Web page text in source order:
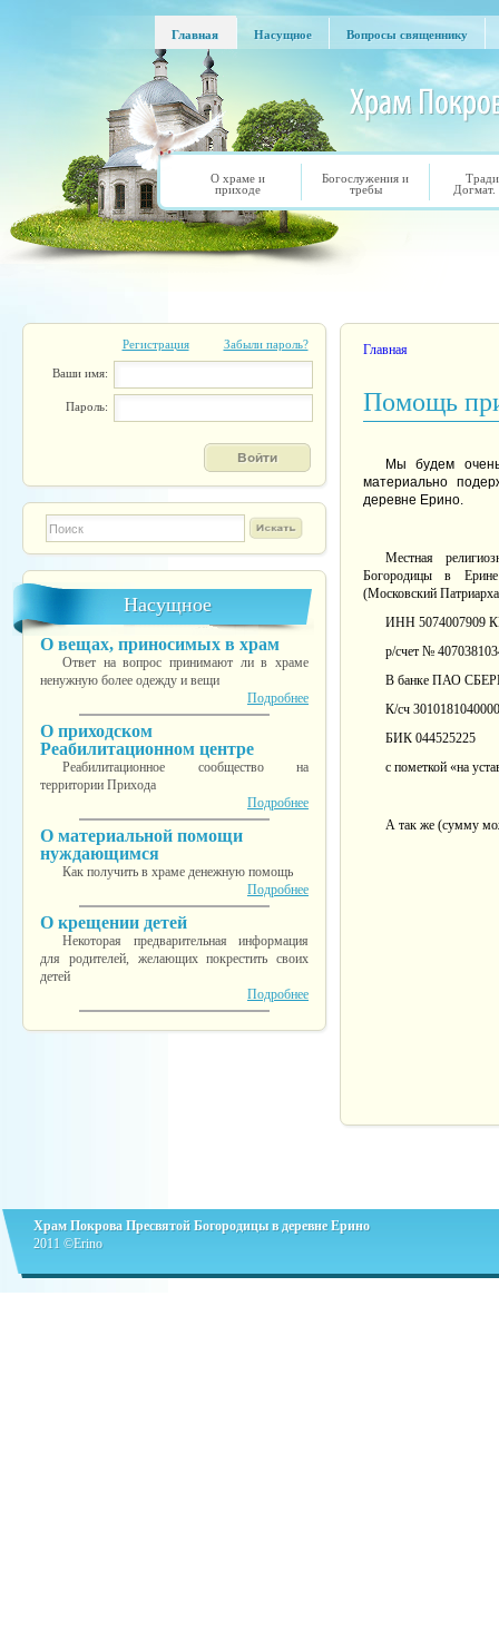
Главная
Главная
Насущное Вопросы священнику
Вопросы священнику
О храме и
приходе
Богослужения и
требы
Регистрация Забыли пароль?
Ваши имя:
Пароль:
Форма поиска
TESTINS
Насущное
О вещах, приносимых в храм
Ответ на вопрос принимают ли в храме
ненужную более одежду и вещи
Подробнее
О приходском
Реабилитационном центре
Реабилитационное сообщество на
территории Прихода
Подробнее
О материальной помощи
нуждающимся
Как получить в храме денежную помощь
Подробнее
О крещении детей
Некоторая предварительная информация
для родителей, желающих покрестить своих
детей
Подробнее
Вы здесь
Главная
Помощь
Мы будем
материально
деревне Ерино.
Местная
Богородицы в
(Московский
ИНН 5074007909
р/счет №
В банке ПАО
К/сч
БИК 044525225
с пометкой «на
А так же (сумму
Храм Покрова Пресвятой Богородицы в деревне Ерино
2011 ©Erino